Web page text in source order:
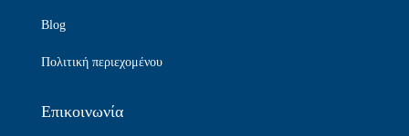
Blog
Πολιτική περιεχομένου
Επικοινωνία